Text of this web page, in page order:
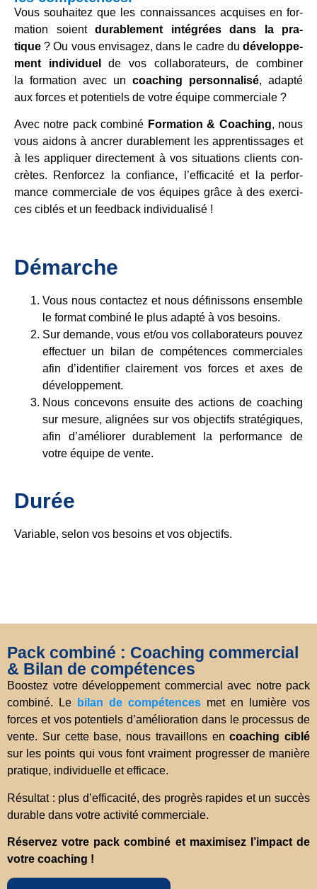
Vous sou­hai­tez que les con­nais­sances acqui­ses en for­
ma­tion soi­ent dura­blem­ent inté­g­rées dans la pra­
tique ? Ou vous envi­sa­gez, dans le cadre du déve­lo­p­pe­
ment indi­vi­duel
de vos col­la­bo­ra­teurs, de com­bi­ner
la for­ma­tion avec un coaching per­son­na­lisé, adapté
aux forces et poten­tiels de votre équipe com­mer­ciale ?
Avec notre pack com­biné For­ma­tion & Coaching, nous
vous aidons à ancrer dura­blem­ent les app­ren­tis­sa­ges et
à les appli­quer direc­te­ment à vos situa­tions cli­ents con­
crè­tes. Ren­forcez la con­fi­ance, l’efficacité et la per­for­
mance com­mer­ciale de vos équipes grâce à des exer­ci­
ces ciblés et un feed­back indi­vi­dua­lisé !
Démar­che
Vous nous cont­ac­tez et nous défi­nis­sons ensem­ble
le for­mat com­biné le plus adapté à vos besoins.
Sur demande, vous et/ou vos col­la­bo­ra­teurs pou­vez
effec­tuer un bilan de compétences com­mer­cia­les
afin d’identifier clai­re­ment vos forces et axes de
déve­lo­p­pe­ment.
Nous conce­vons ensuite des actions de coaching
sur mesure, ali­g­nées sur vos objec­tifs stra­té­giques,
afin d’améliorer dura­blem­ent la per­for­mance de
votre équipe de vente.
Durée
Varia­ble, selon vos besoins et vos objec­tifs.
Pack com­biné : Coaching commercial
& Bilan de compétences
Boo­stez votre déve­lo­p­pe­ment commercial avec notre pack
com­biné. Le
bilan de compétences met en lumière vos
forces et vos poten­tiels d’amélioration dans le pro­ces­sus de
vente. Sur cette base, nous tra­vail­lons encoaching ciblé
sur les points qui vous font vrai­ment pro­gresser de manière
pra­tique, indi­vi­du­elle et effi­cace.
Résul­tat : plus d’efficacité, des pro­grès rapi­des et un suc­cès
dura­ble dans votre acti­vité com­mer­ciale.
Réser­vez votre pack com­biné et maxi­mi­sez l’impact de
votre coaching !